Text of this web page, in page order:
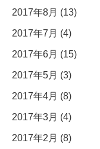
2017年8月 (13)
2017年7月 (4)
2017年6月 (15)
2017年5月 (3)
2017年4月 (8)
2017年3月 (4)
2017年2月 (8)